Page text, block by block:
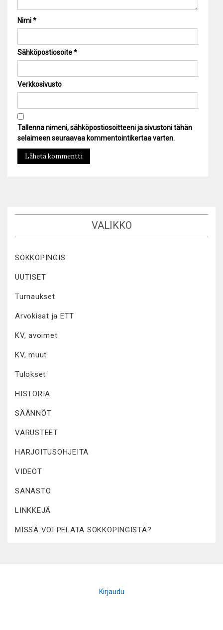
Nimi*
Sähköpostiosoite*
Verkkosivusto
Tallenna nimeni, sähköpostiosoitteeni ja sivustoni tähän
selaimeen seuraavaa kommentointikertaa varten.
VALIKKO
SOKKOPINGIS
UUTISET
Turnaukset
Arvokisat ja ETT
KV, avoimet
KV, muut
Tulokset
HISTORIA
SÄÄNNÖT
VARUSTEET
HARJOITUSOHJEITA
VIDEOT
SANASTO
LINKKEJÄ
MISSÄ VOI PELATA SOKKOPINGISTÄ?
Kirjaudu